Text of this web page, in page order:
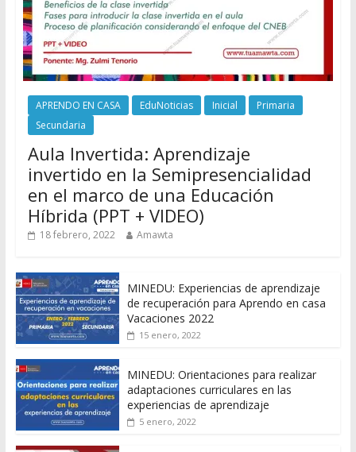
APRENDO EN CASA EduNoticias Inicial
Primaria
Secundaria
Aula Invertida: Aprendizaje
invertido en la Semipresencialidad
en el marco de una Educación
Híbrida (PPT + VIDEO)
18 febrero, 2022 Amawta
MINEDU: Experiencias de aprendizaje
de recuperación para Aprendo en casa
Vacaciones 2022
15 enero, 2022
MINEDU: Orientaciones para realizar
adaptaciones curriculares en las
experiencias de aprendizaje
5 enero, 2022